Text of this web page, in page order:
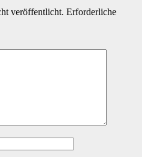
veröffentlicht. Erforderliche